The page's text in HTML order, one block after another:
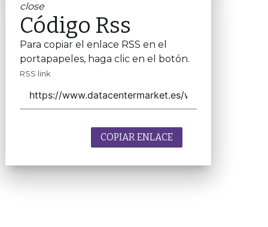
close
Código Rss
Para copiar el enlace RSS en el
portapapeles, haga clic en el botón.
RSS link
COPIAR ENLACE